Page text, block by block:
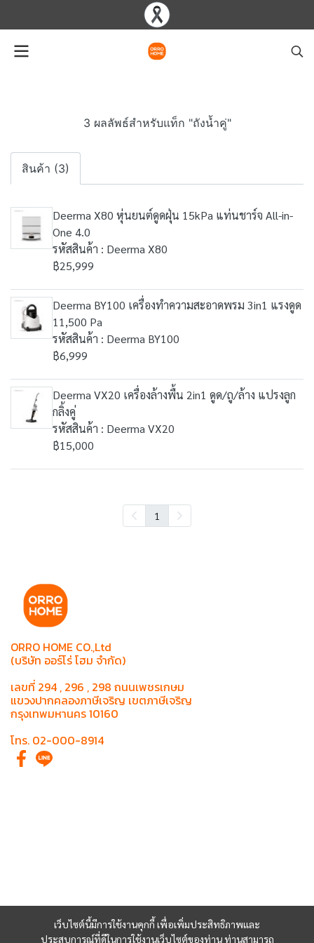
3 ผลลัพธ์สำหรับแท็ก "ถังน้ำคู่"
สินค้า (3)
Deerma X80 หุ่นยนต์ดูดฝุ่น 15kPa แท่นชาร์จ All-in-
One 4.0
รหัสสินค้า : Deerma X80
฿25,999
Deerma BY100 เครื่องทำความสะอาดพรม 3in1 แรงดูด
11,500 Pa
รหัสสินค้า : Deerma BY100
฿6,999
Deerma VX20 เครื่องล้างพื้น 2in1 ดูด/ถู/ล้าง แปรงลูก
กลิ้งคู่
รหัสสินค้า : Deerma VX20
฿15,000
1
เว็บไซต์นี้มีการใช้งานคุกกี้ เพื่อเพิ่มประสิทธิภาพและ
ประสบการณ์ที่ดีในการใช้งานเว็บไซต์ของท่าน ท่านสามารถ
ORRO HOME CO.,Ltd
(บริษัท ออร์โร่ โฮม จำกัด)
เลขที่ 294 , 296 , 298 ถนนเพชรเกษม
แขวงปากคลองภาษีเจริญ เขตภาษีเจริญ
กรุงเทพมหานคร 10160
โทร. 02-000-8914